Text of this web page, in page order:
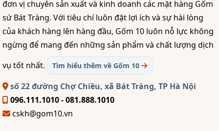
đơn vị chuyên sản xuất và kinh doanh các mặt hàng Gốm
sứ Bát Tràng. Với tiêu chí luôn đặt lợi ích và sự hài lòng
của khách hàng lên hàng đầu, Gốm 10 luôn nỗ lực không
ngừng để mang đến những sản phẩm và chất lượng dịch
vụ tốt nhất.
Tìm hiểu thêm về Gốm 10
số 22 đường Chợ Chiều, xã Bát Tràng, TP Hà Nội
096.111.1010 - 081.888.1010
cskh@gom10.vn